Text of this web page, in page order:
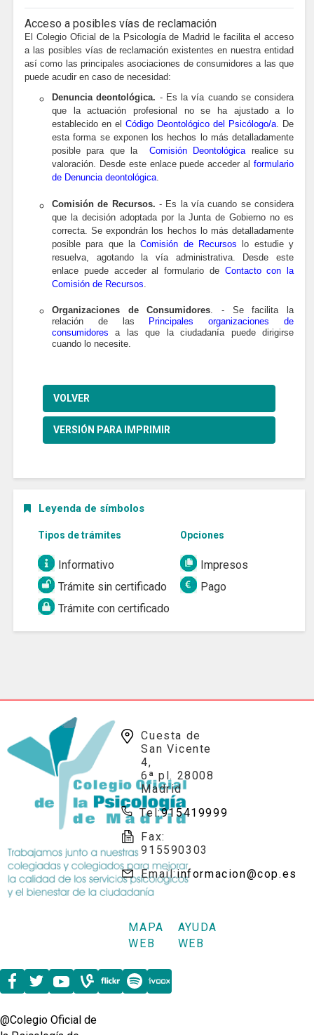
Acceso a posibles vías de reclamación
El Colegio Oficial de la Psicología de Madrid le facilita el acceso
a las posibles vías de reclamación existentes en nuestra entidad
así como las principales asociaciones de consumidores a las que
puede acudir en caso de necesidad:
Denuncia deontológica. - Es la vía cuando se considera
que la actuación profesional no se ha ajustado a lo
establecido en el Código Deontológico del Psicólogo/a . De
esta forma se exponen los hechos lo más detalladamente
posible para que la Comisión Deontológica realice su
valoración. Desde este enlace puede acceder al formulario
de Denuncia deontológica
Comisión de Recursos. - Es la vía cuando se considera
que la decisión adoptada por la Junta de Gobierno no es
correcta. Se expondrán los hechos lo más detalladamente
posible para que laComisión de Recursos lo estudie y
resuelva, agotando la vía administrativa. Desde este
enlace puede acceder al formulario de Contacto con la
Comisión de Recursos
Organizaciones de Consumidores . - Se facilita la
relación de las
Principales organizaciones de
consumidores a las que la ciudadanía puede dirigirse
cuando lo necesite.
VOLVER
VERSIÓN PARA IMPRIMIR
Leyenda de símbolos
Tipos de trámites
Informativo
Trámite sin certificado
Trámite con certificado
Opciones
Impresos
Pago
Cuesta de
San Vicente
4,
6ª pl. 28008
Madrid
Tel:915419999
Fax:
915590303
Email:informacion@cop.es
MAPA
WEB
AYUDA
WEB
@Colegio Oficial de